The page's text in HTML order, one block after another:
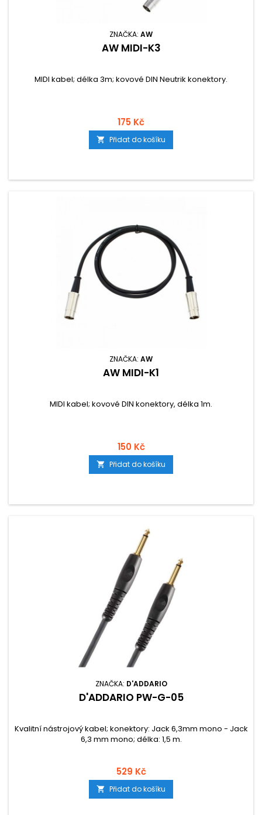
ZNAČKA: AW
AW MIDI-K3
MIDI kabel; délka 3m; kovové DIN Neutrik konektory.
175 Kč
 Přidat do košíku
ZNAČKA: AW
AW MIDI-K1
MIDI kabel; kovové DIN konektory, délka 1m.
150 Kč
 Přidat do košíku
ZNAČKA: D'ADDARIO
D'ADDARIO PW-G-05
Kvalitní nástrojový kabel; konektory: Jack 6,3mm mono - Jack
6,3 mm mono; délka: 1,5 m.
529 Kč
 Přidat do košíku